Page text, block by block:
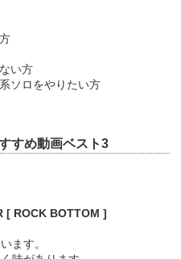
い方
ソロをやりたい方
すめ動画ベスト3
[ ROCK BOTTOM ]
ます。